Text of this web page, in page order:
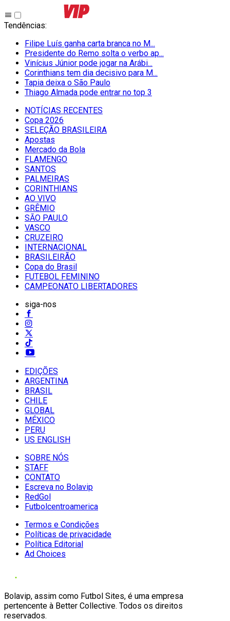
Tendências:
Filipe Luís ganha carta branca no M...
Presidente do Remo solta o verbo ap...
Vinícius Júnior pode jogar na Arábi...
Corinthians tem dia decisivo para M...
Tapia deixa o São Paulo
Thiago Almada pode entrar no top 3
NOTÍCIAS RECENTES
Copa 2026
SELEÇÃO BRASILEIRA
Apostas
Mercado da Bola
FLAMENGO
SANTOS
PALMEIRAS
CORINTHIANS
AO VIVO
GRÊMIO
SĀO PAULO
VASCO
CRUZEIRO
INTERNACIONAL
BRASILEIRÃO
Copa do Brasil
FUTEBOL FEMININO
CAMPEONATO LIBERTADORES
siga-nos
EDIÇÕES
ARGENTINA
BRASIL
CHILE
GLOBAL
MÉXICO
PERU
US ENGLISH
SOBRE NÓS
STAFF
CONTATO
Escreva no Bolavip
RedGol
Futbolcentroamerica
Termos e Condições
Políticas de privacidade
Política Editorial
Ad Choices
Bolavip, assim como Futbol Sites, é uma empresa
pertencente à Better Collective. Todos os direitos
reservados.